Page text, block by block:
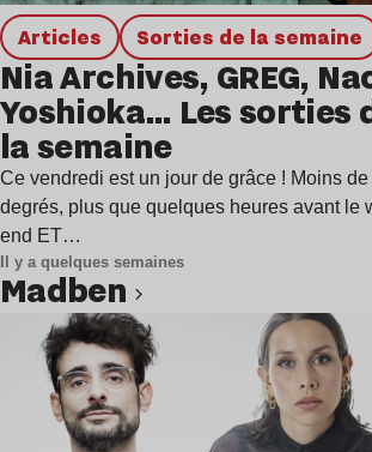
Articles Sorties de la semaine
Nia Archives, GREG,
Yoshioka… Les sorties
la semaine
Ce vendredi est un jour de grâce ! Moins de
degrés, plus que quelques heures avant le
end ET…
Il y a quelques semaines
Madben
Lire